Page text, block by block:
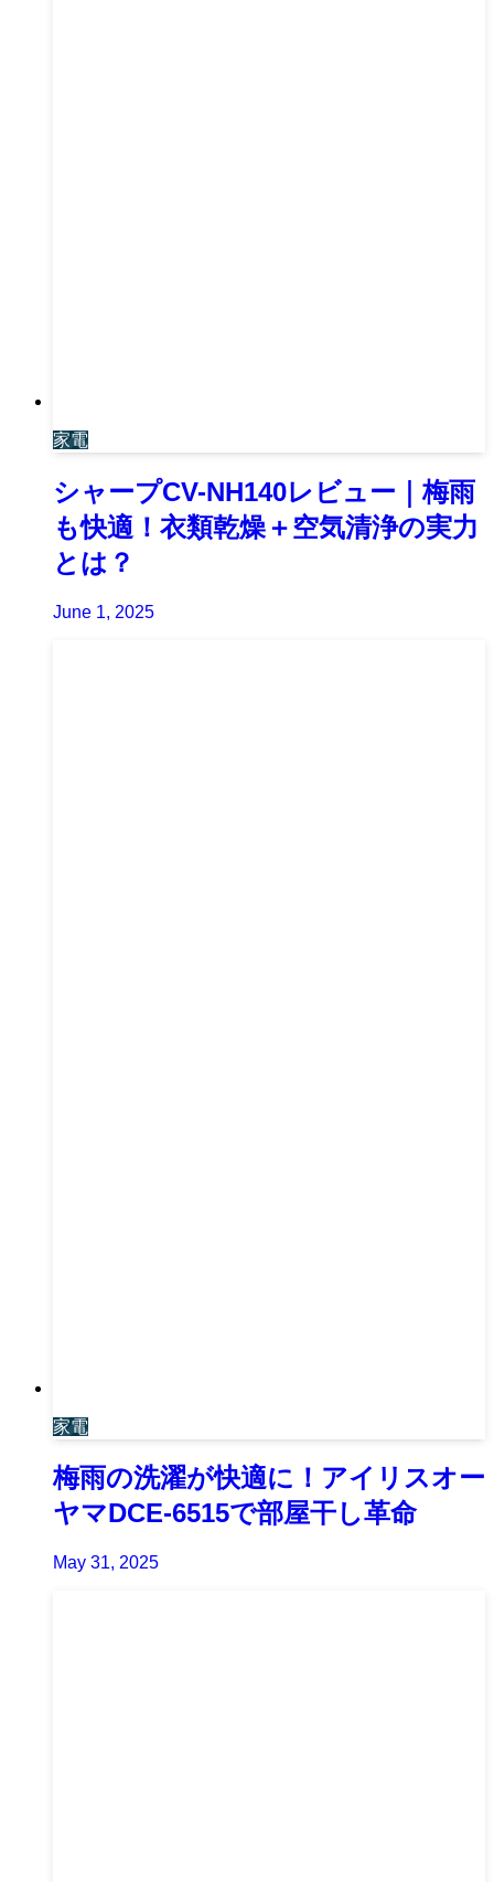
家電
シャープCV-NH140レビュー｜梅雨
も快適！衣類乾燥＋空気清浄の実力
とは？
June 1, 2025
家電
梅雨の洗濯が快適に！アイリスオー
ヤマDCE-6515で部屋干し革命
May 31, 2025